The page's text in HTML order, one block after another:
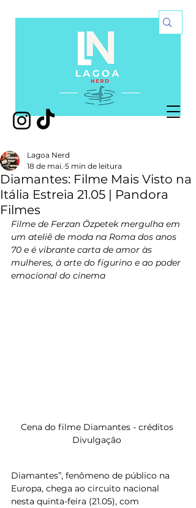
Diamantes: Filme Mais Visto na
Itália Estreia 21.05 | Pandora
Filmes
Lagoa Nerd
18 de mai. 5 min de leitura
Filme de Ferzan Özpetek mergulha em
um ateliê de moda na Roma dos anos
70 e é vibrante carta de amor às
mulheres, à arte do figurino e ao poder
emocional do cinema
Cena do filme Diamantes - créditos
Divulgação
Diamantes”, fenômeno de público na
Europa, chega ao circuito nacional
nesta quinta-feira (21.05), com